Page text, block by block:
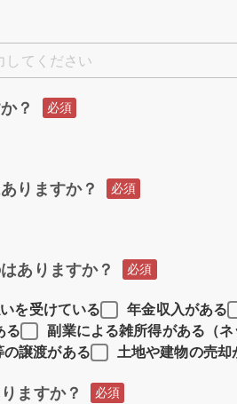
してください
？ 必須
りますか？ 必須
ありますか？ 必須
を受けている 年金収入がある
る
副業による雑所得がある（
の譲渡がある 土地や建物の売却
ますか？ 必須